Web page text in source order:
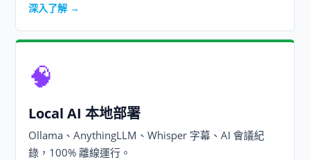
深入了解 →
🧠
Local AI 本地部署
Ollama、AnythingLLM、Whisper 字幕、AI 會議紀
錄，100% 離線運行。